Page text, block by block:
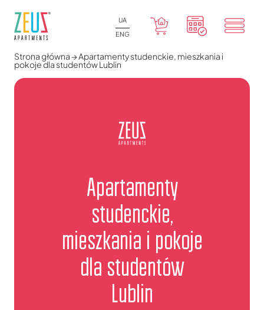
UA
ENG
Strona główna→Apartamenty studenckie, mieszkania i
pokoje dla studentów Lublin
Apartamenty
studenckie,
mieszkania i pokoje
dla studentów
Lublin